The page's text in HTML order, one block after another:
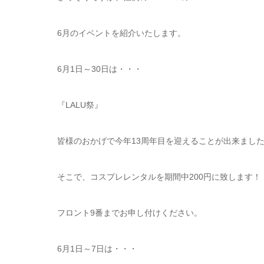
6月のイベントを紹介いたします。
6月1日～30日は・・・
『LALU祭』
皆様のおかげで今年13周年目を迎えることが出来ました
そこで、コスプレレンタルを期間中200円に致します！
フロント9番までお申し付けください。
6月1日～7日は・・・